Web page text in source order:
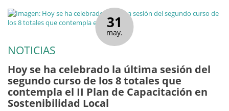
31
may.
NOTICIAS
Hoy se ha celebrado la última sesión del
segundo curso de los 8 totales que
contempla el II Plan de Capacitación en
Sostenibilidad Local